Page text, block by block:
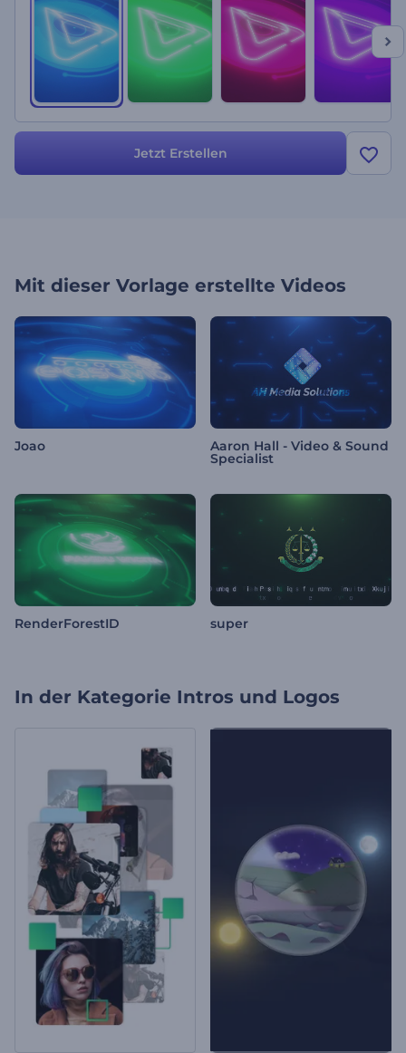
Jetzt Erstellen
Mit dieser Vorlage erstellte Videos
Joao Aaron Hall - Video & Sound
Specialist
RenderForestID super
In der Kategorie Intros und Logos